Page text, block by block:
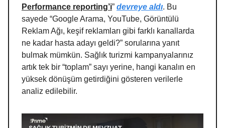
Performance reporting’i” devreye aldı. Bu
sayede “Google Arama, YouTube, Görüntülü
Reklam Ağı, keşif reklamları gibi farklı kanallarda
ne kadar hasta adayı geldi?” sorularına yanıt
bulmak mümkün. Sağlık turizmi kampanyalarınız
artık tek bir “toplam” sayı yerine, hangi kanalın en
yüksek dönüşüm getirdiğini gösteren verilerle
analiz edilebilir.